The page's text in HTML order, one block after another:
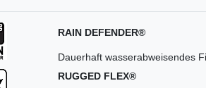
RAIN DEFENDER®
Dauerhaft wasserabweisendes
RUGGED FLEX®